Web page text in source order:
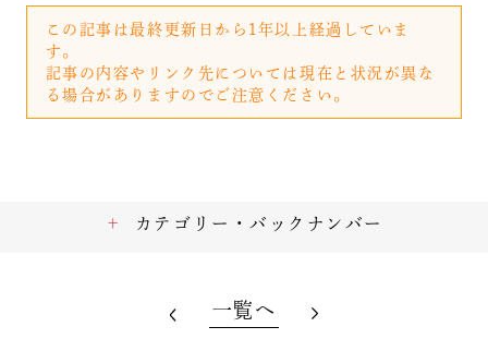
この記事は最終更新日から1年以上経過していま
す。
記事の内容やリンク先については現在と状況が異な
る場合がありますのでご注意ください。
カテゴリー・バックナンバー
一覧へ